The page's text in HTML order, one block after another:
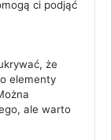
ci podjąć
że
elementy
ale warto